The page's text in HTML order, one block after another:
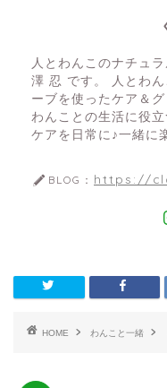
人とわんこのナチュ
澤 忍 です。 人とわ
ーブを使ったケア＆
わんことの生活に役
ケアを日常に♪一緒に
BLOG： https://
HOME わんこと一緒